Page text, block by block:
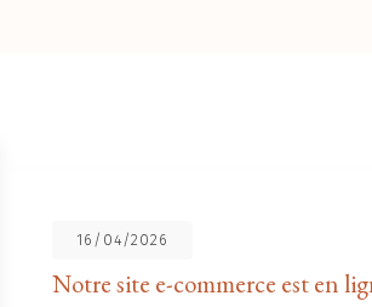
16/04/2026
Notre site e-commerce est en